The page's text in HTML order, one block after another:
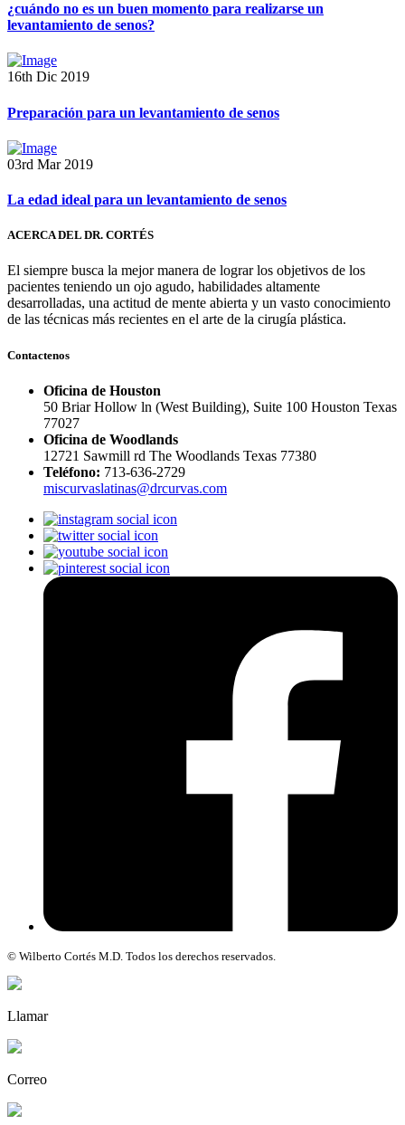
¿cuándo no es un buen momento para realizarse un
levantamiento de senos?
16th Dic 2019
Preparación para un levantamiento de senos
03rd Mar 2019
La edad ideal para un levantamiento de senos
ACERCA DEL DR. CORTÉS
El siempre busca la mejor manera de lograr los objetivos de los
pacientes teniendo un ojo agudo, habilidades altamente
desarrolladas, una actitud de mente abierta y un vasto conocimiento
de las técnicas más recientes en el arte de la cirugía plástica.
Contactenos
Oficina de Houston
50 Briar Hollow ln (West Building), Suite 100 Houston Texas
77027
Oficina de Woodlands
12721 Sawmill rd The Woodlands Texas 77380
Teléfono: 713-636-2729
miscurvaslatinas@drcurvas.com
© Wilberto Cortés M.D. Todos los derechos reservados.
Llamar
Correo